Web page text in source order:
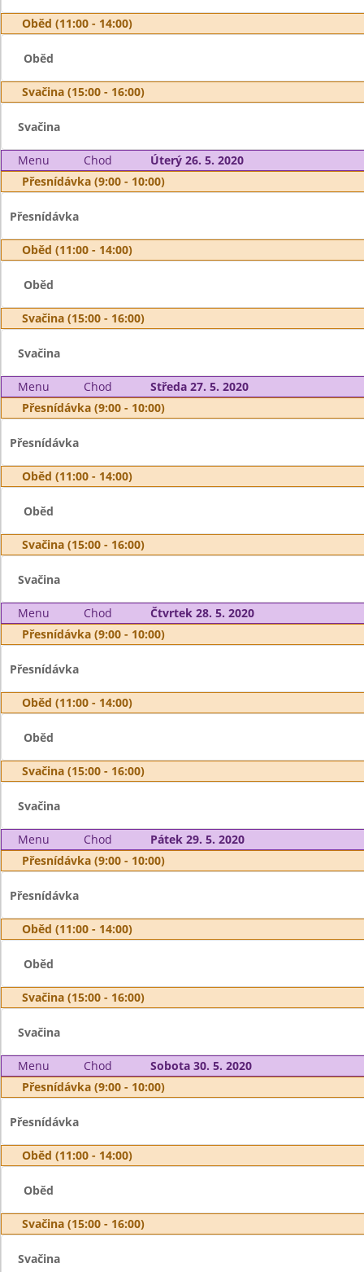
Oběd (11:00 - 14:00)
Oběd
Svačina (15:00 - 16:00)
Svačina
Menu Chod
Úterý 26. 5. 2020
Přesnídávka (9:00 - 10:00)
Přesnídávka
Oběd (11:00 - 14:00)
Oběd
Svačina (15:00 - 16:00)
Svačina
Menu Chod
Středa 27. 5. 2020
Přesnídávka (9:00 - 10:00)
Přesnídávka
Oběd (11:00 - 14:00)
Oběd
Svačina (15:00 - 16:00)
Svačina
Menu Chod
Čtvrtek 28. 5. 2020
Přesnídávka (9:00 - 10:00)
Přesnídávka
Oběd (11:00 - 14:00)
Oběd
Svačina (15:00 - 16:00)
Svačina
Menu Chod
Pátek 29. 5. 2020
Přesnídávka (9:00 - 10:00)
Přesnídávka
Oběd (11:00 - 14:00)
Oběd
Svačina (15:00 - 16:00)
Svačina
Menu Chod
Sobota 30. 5. 2020
Přesnídávka (9:00 - 10:00)
Přesnídávka
Oběd (11:00 - 14:00)
Oběd
Svačina (15:00 - 16:00)
Svačina